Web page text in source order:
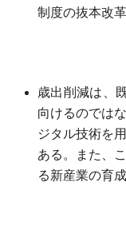
制度の抜本改
歳出削減は、
向けるのでは
ジタル技術を
ある。また、
る新産業の育